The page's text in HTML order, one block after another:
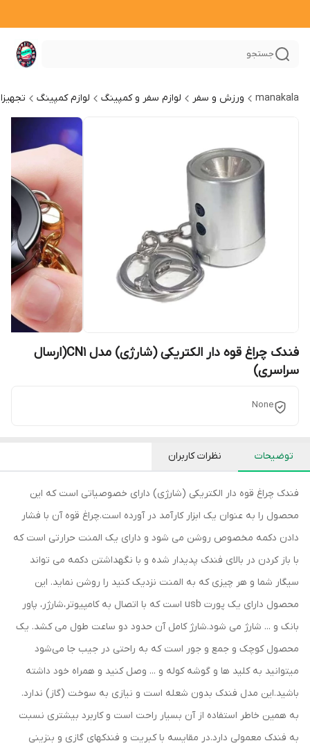
جستجو
manakala ورزش و سفر لوازم سفر و کمپینگ لوازم کمپینگ
فندک چراغ قوه دار الکتریکی (شارژی) مدل CN1(ارسال
سراسری)
None
توضیحات نظرات کاربران
فندک چراغ قوه دار الکتریکی (شارژی) دارای خصوصیاتی است که این
محصول را به عنوان یک ابزار کارآمد در آورده است.چراغ قوه آن با فشار
دادن دکمه مخصوص روشن می شود و دارای یک المنت حرارتی است که
با باز کردن در بالای فندک پدیدار شده و با نگهداشتن دکمه می تواند
سیگار شما و هر چیزی که به المنت نزدیک کنید را روشن نماید. این
محصول دارای یک پورت usb است که با اتصال به کامپیوتر،شارژر، پاور
بانک و ... شارژ می شود.شارژ کامل آن حدود دو ساعت طول می کشد. یک
محصول کوچک و جمع و جور است که به راحتی در جیب جا می‌شود
میتوانید به کلید ها و گوشه کوله و ... وصل کنید و همراه خود داشته
باشید.این مدل فندک بدون شعله است و نیازی به سوخت (گاز) ندارد.
به همین خاطر استفاده از آن بسیار راحت است و کاربرد بیشتری نسبت
به فندک معمولی دارد.در مقایسه با کبریت و فندکهای گازی و بنزینی